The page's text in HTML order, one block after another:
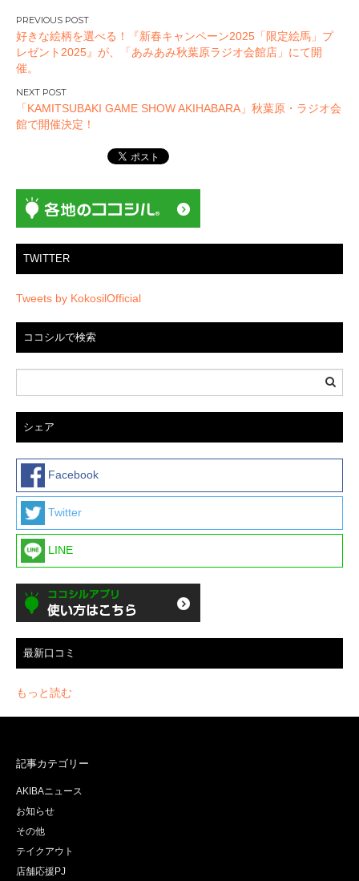
投
稿
ナ
ビ
ゲ
ー
ン
好きな絵柄を選べる！『新春キャンペーン2025「限定絵馬」プ
レゼント2025』が、「あみあみ秋葉原ラジオ会館店」にて開
催。
「KAMITSUBAKI GAME SHOW AKIHABARA」秋葉原・ラジオ会
館で開催決定！
TWITTER
Tweets by KokosilOfficial
ココシルで検索
シェア
Facebook
Twitter
LINE
最新口コミ
もっと読む
記事カテゴリー
AKIBAニュース
お知らせ
その他
テイクアウト
店舗応援PJ